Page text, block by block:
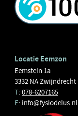
Locatie Eemzon
Eemstein 1a
3332 NA Zwijndrecht
T: 078-6207165
E: info@fysiodelus.nl